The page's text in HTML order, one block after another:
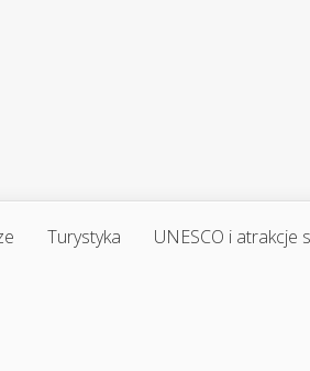
Turystyka UNESCO i atrakcje